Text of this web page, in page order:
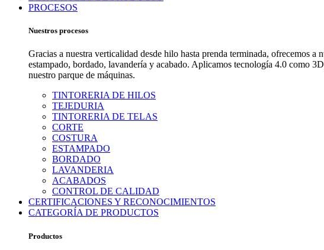
PROCESOS
Nuestros procesos
Gracias a nuestra verticalidad desde hilo hasta prenda terminada, ofrecemos
estampado, bordado, lavandería y acabado. Aplicamos tecnología 4.0 como
nuestro parque de máquinas.
TINTORERIA DE HILOS
TEJEDURIA
TINTORERIA DE TELAS
CORTE
COSTURA
ESTAMPADO
BORDADO
LAVANDERIA
ACABADOS
CONTROL DE CALIDAD
CERTIFICACIONES Y RECONOCIMIENTOS
CATEGORÍA DE PRODUCTOS
Productos